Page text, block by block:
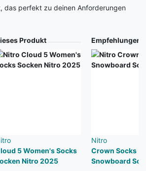
das perfekt zu deinen Anforderungen
Produkt
5 Women's Socks
Nitro 2025
Empfehlungen
Nitro
Crown Socks
Snowboard